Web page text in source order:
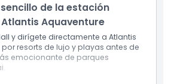
de la estación
Atlantis Aquaventure
y dirígete directamente a Atlantis
resorts de lujo y playas antes de
emocionante de parques